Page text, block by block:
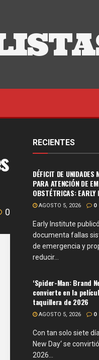
0
RECIENTES
DÉFICIT DE UNIDADES
PARA ATENCIÓN DE
OBSTÉTRICAS: EARLY
AGOSTO 5, 2026 0
Early Institute
documenta fallas
de emergencia y
reducir...
‘Spider-Man: Brand
convierte en la
taquillera de 2026
AGOSTO 5, 2026 0
Con tan solo siete
New Day‘ se
2026...